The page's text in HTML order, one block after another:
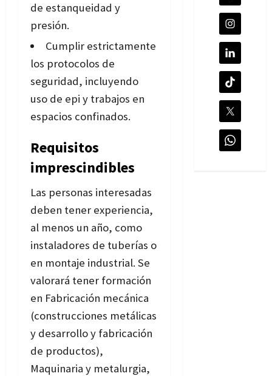
de estanqueidad y
presión.
Cumplir estrictamente
los protocolos de
seguridad, incluyendo
uso de epi y trabajos en
espacios confinados.
Requisitos
imprescindibles
Las personas interesadas
deben tener experiencia,
al menos un año, como
instaladores de tuberías o
en montaje industrial. Se
valorará tener formación
en Fabricación mecánica
(construcciones metálicas
y desarrollo y fabricación
de productos),
Maquinaria y metalurgia,